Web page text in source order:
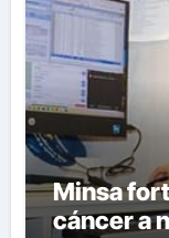
Minsa
cáncer a